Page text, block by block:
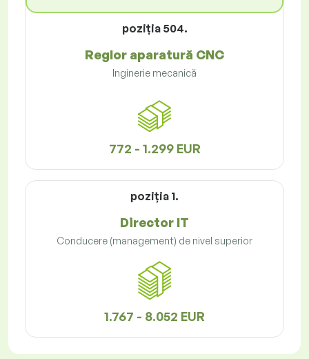
poziţia 504.
Reglor aparatură CNC
Inginerie mecanică
772 - 1.299 EUR
poziţia 1.
Director IT
Conducere (management) de nivel superior
1.767 - 8.052 EUR